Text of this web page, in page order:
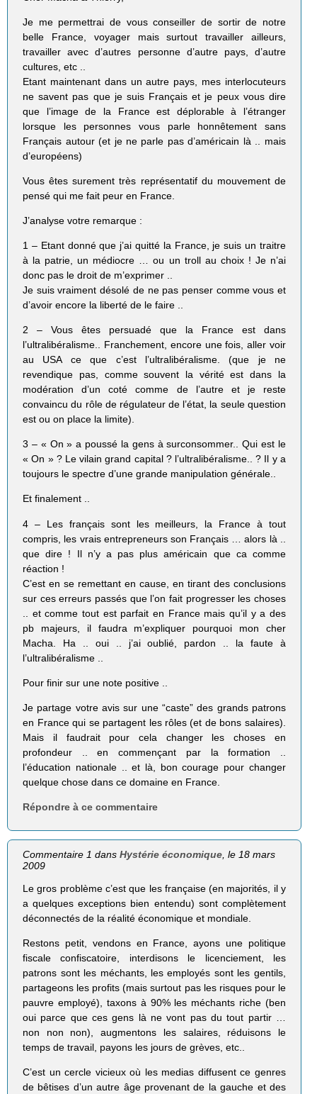
Je me permettrai de vous conseiller de sortir de notre
belle France, voyager mais surtout travailler ailleurs,
travailler avec d’autres personne d’autre pays, d’autre
cultures, etc ..
Etant maintenant dans un autre pays, mes interlocuteurs
ne savent pas que je suis Français et je peux vous dire
que l’image de la France est déplorable à l’étranger
lorsque les personnes vous parle honnêtement sans
Français autour (et je ne parle pas d’américain là .. mais
d’européens)
Vous êtes surement très représentatif du mouvement de
pensé qui me fait peur en France.
J’analyse votre remarque :
1 – Etant donné que j’ai quitté la France, je suis un traitre
à la patrie, un médiocre … ou un troll au choix ! Je n’ai
donc pas le droit de m’exprimer ..
Je suis vraiment désolé de ne pas penser comme vous et
d’avoir encore la liberté de le faire ..
2 – Vous êtes persuadé que la France est dans
l’ultralibéralisme.. Franchement, encore une fois, aller voir
au USA ce que c’est l’ultralibéralisme. (que je ne
revendique pas, comme souvent la vérité est dans la
modération d’un coté comme de l’autre et je reste
convaincu du rôle de régulateur de l’état, la seule question
est ou on place la limite).
3 – « On » a poussé la gens à surconsommer.. Qui est le
« On » ? Le vilain grand capital ? l’ultralibéralisme.. ? Il y a
toujours le spectre d’une grande manipulation générale..
Et finalement ..
4 – Les français sont les meilleurs, la France à tout
compris, les vrais entrepreneurs son Français … alors là ..
que dire ! Il n’y a pas plus américain que ca comme
réaction !
C’est en se remettant en cause, en tirant des conclusions
sur ces erreurs passés que l’on fait progresser les choses
.. et comme tout est parfait en France mais qu’il y a des
pb majeurs, il faudra m’expliquer pourquoi mon cher
Macha. Ha .. oui .. j’ai oublié, pardon .. la faute à
l’ultralibéralisme ..
Pour finir sur une note positive ..
Je partage votre avis sur une “caste” des grands patrons
en France qui se partagent les rôles (et de bons salaires).
Mais il faudrait pour cela changer les choses en
profondeur .. en commençant par la formation ..
l’éducation nationale .. et là, bon courage pour changer
quelque chose dans ce domaine en France.
Répondre à ce commentaire
Commentaire 1 dansHystérie économique , le 18 mars
2009
Le gros problème c’est que les française (en majorités, il y
a quelques exceptions bien entendu) sont complètement
déconnectés de la réalité économique et mondiale.
Restons petit, vendons en France, ayons une politique
fiscale confiscatoire, interdisons le licenciement, les
patrons sont les méchants, les employés sont les gentils,
partageons les profits (mais surtout pas les risques pour le
pauvre employé), taxons à 90% les méchants riche (ben
oui parce que ces gens là ne vont pas du tout partir …
non non non), augmentons les salaires, réduisons le
temps de travail, payons les jours de grèves, etc..
C’est un cercle vicieux où les medias diffusent ce genres
de bêtises d’un autre âge provenant de la gauche et des